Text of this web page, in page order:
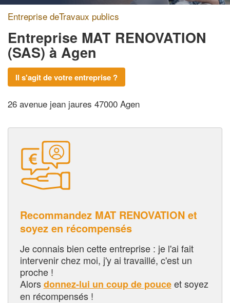
Entreprise deTravaux publics
Entreprise MAT RENOVATION
(SAS)à Agen
Il s'agit de votre entreprise ?
26 avenue jean jaures 47000 Agen
Recommandez MAT RENOVATION et
soyez en récompensés
Je connais bien cette entreprise : je l'ai fait
intervenir chez moi, j'y ai travaillé, c'est un
proche !
Alorsdonnez-lui un coup de pouceet soyez
en récompensés !